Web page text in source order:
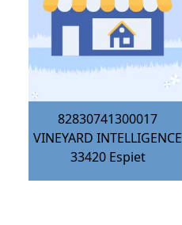
82830741300017
VINEYARD INTELLIGENCE
33420 Espiet